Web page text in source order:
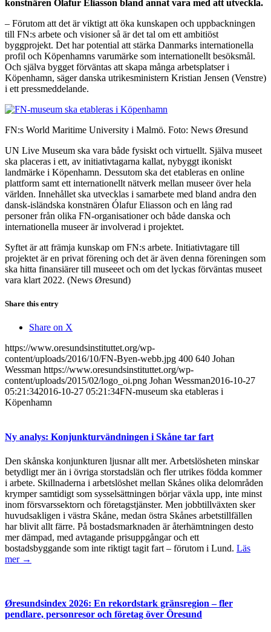
konstnären Ólafur Eliasson bland annat vara med att utveckla.
– Förutom att det är viktigt att öka kunskapen och uppbackningen
till FN:s arbete och visioner så är det tal om ett ambitiöst
byggprojekt. Det har potential att stärka Danmarks internationella
profil och Köpenhamns varumärke som internationellt besöksmål.
Och själva bygget förväntas att skapa många arbetsplatser i
Köpenhamn, säger danska utrikesministern Kristian Jensen (Venstre)
i ett pressmeddelande.
FN:s World Maritime University i Malmö. Foto: News Øresund
UN Live Museum ska vara både fysiskt och virtuellt. Själva museet
ska placeras i ett, av initiativtagarna kallat, nybyggt ikoniskt
landmärke i Köpenhamn. Dessutom ska det etableras en online
plattform samt ett internationellt nätverk mellan museer över hela
världen. Innehållet ska utvecklas i samarbete med bland andra den
dansk-isländska konstnären Ólafur Eliasson och en lång rad
personer från olika FN-organisationer och både danska och
internationella museer är involverad i projektet.
Syftet är att främja kunskap om FN:s arbete. Initiativtagare till
projektet är en privat förening och det är även denna föreningen som
ska hitta finansiärer till museeet och om det lyckas förväntas museet
vara klart 2022. (News Øresund)
Share this entry
Share on X
https://www.oresundsinstituttet.org/wp-
content/uploads/2016/10/FN-Byen-webb.jpg 400 640 Johan
Wessman https://www.oresundsinstituttet.org/wp-
content/uploads/2015/02/logo_oi.png Johan Wessman2016-10-27
05:21:342016-10-27 05:21:34FN-museum ska etableras i
Köpenhamn
Ny analys: Konjunkturvändningen i Skåne tar fart
Den skånska konjunkturen ljusnar allt mer. Arbetslösheten minskar
betydligt mer än i övriga storstadslän och fler utrikes födda kommer
i arbete. Skillnaderna i arbetslöshet mellan Skånes olika delområden
krymper samtidigt som sysselsättningen börjar växla upp, inte minst
inom försvarssektorn och företagstjänster. Men jobbtillväxten sker
huvudsakligen i västra Skåne, medan östra Skånes arbetstillfällen
har blivit allt färre. På bostadsmarknaden är återhämtningen desto
mer dämpad, med avtagande prisuppgångar och ett
bostadsbyggande som inte riktigt tagit fart – förutom i Lund. Läs
mer →
Øresundsindex 2026: En rekordstark gränsregion – fler
pendlare, personresor och företag över Öresund